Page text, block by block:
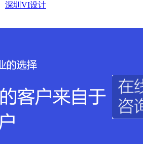
深圳VI设计